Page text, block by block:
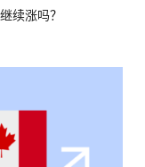
续涨吗？